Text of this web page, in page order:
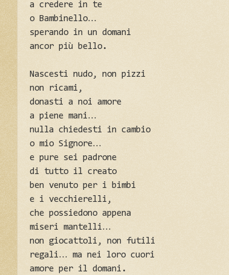
a credere in te
o Bambinello…
sperando in un domani
ancor più bello.
Nascesti nudo, non pizzi
non ricami,
donasti a noi amore
a piene mani…
nulla chiedesti in cambio
o mio Signore…
e pure sei padrone
di tutto il creato
ben venuto per i bimbi
e i vecchierelli,
che possiedono appena
miseri mantelli…
non giocattoli, non futili
regali… ma nei loro cuori
amore per il domani.